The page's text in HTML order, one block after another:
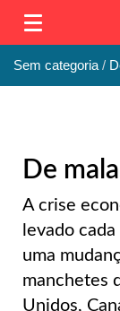
Sem categoria
De
A crise
levado
uma
manchetes
Unidos,